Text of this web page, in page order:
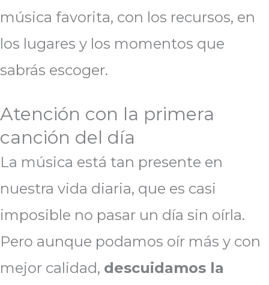
música favorita, con los recursos, en
los lugares y los momentos que
sabrás escoger.
Atención con la primera
canción del día
La música está tan presente en
nuestra vida diaria, que es casi
imposible no pasar un día sin oírla.
Pero aunque podamos oír más y con
mejor calidad, descuidamos la